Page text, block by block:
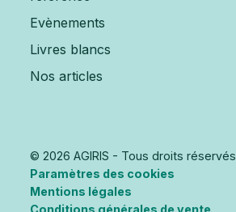
Evènements
Livres blancs
Nos articles
© 2026 AGIRIS - Tous droits réservés
Paramètres des cookies
Mentions légales
Conditions générales de vente